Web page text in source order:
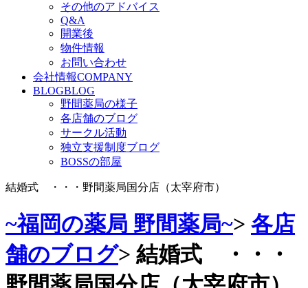
その他のアドバイス
Q&A
開業後
物件情報
お問い合わせ
会社情報COMPANY
BLOGBLOG
野間薬局の様子
各店舗のブログ
サークル活動
独立支援制度ブログ
BOSSの部屋
結婚式 ・・・野間薬局国分店（太宰府市）
~福岡の薬局 野間薬局~> 各店
舗のブログ> 結婚式 ・・・